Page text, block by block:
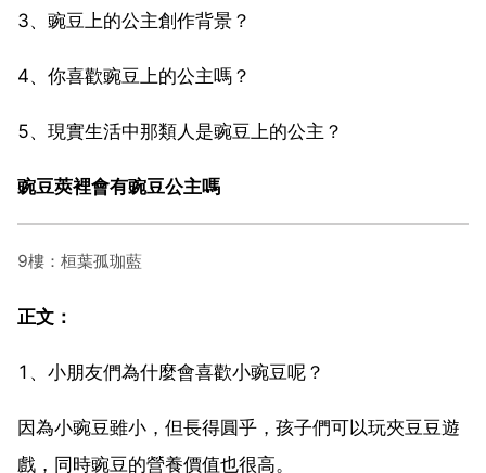
3、豌豆上的公主創作背景？
4、你喜歡豌豆上的公主嗎？
5、現實生活中那類人是豌豆上的公主？
豌豆莢裡會有豌豆公主嗎
9樓：桓葉孤珈藍
正文：
1、小朋友們為什麼會喜歡小豌豆呢？
因為小豌豆雖小，但長得圓乎，孩子們可以玩夾豆豆遊
戲，同時豌豆的營養價值也很高。